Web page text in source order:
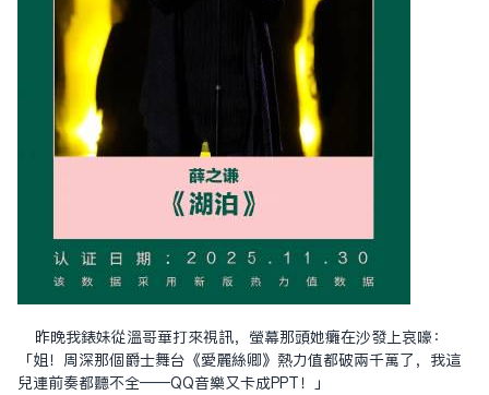
昨晚我表妹從溫哥華打來視訊，螢幕那頭她癱在沙發上哀嚎：
「姐！周深那個爵士舞台《愛麗絲卿》熱力值都破兩千萬了，我這
兒連前奏都聽不全——QQ音樂又卡成PPT！」